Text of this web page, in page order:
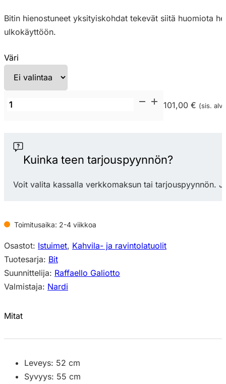
Bitin hienostuneet yksityiskohdat tekevät siitä huomiota
ulkokäyttöön.
Väri
Nardi
määrä
101,00 € (sis. alv)
Kuinka teen tarjouspyynnön?
Voit valita kassalla verkkomaksun tai tarjouspyynnön.
Toimitusaika: 2-4 viikkoa
Osastot: Istuimet, Kahvila- ja ravintolatuolit
Tuotesarja: Bit
Suunnittelija: Raffaello Galiotto
Valmistaja: Nardi
Mitat
Leveys: 52 cm
Syvyys: 55 cm